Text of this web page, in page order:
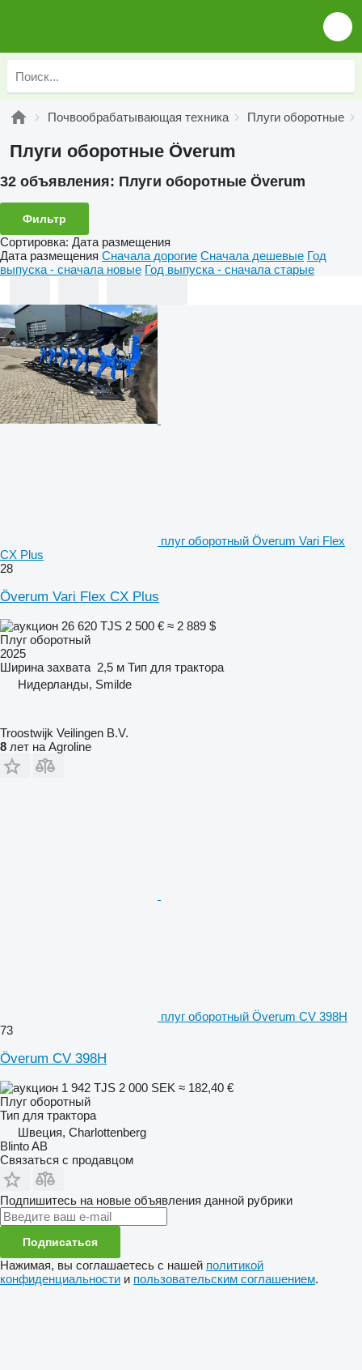
Почвообрабатывающая техника Плуги оборотные
Плуги оборотные Överum
32 объявления: Плуги оборотные Överum
Фильтр
Сортировка: Дата размещения
Дата размещения Сначала дорогие Сначала дешевые Год
выпуска - сначала новые Год выпуска - сначала старые
плуг оборотный Överum Vari Flex
CX Plus
28
Överum Vari Flex CX Plus
26 620 TJS 2 500 € ≈ 2 889 $
Плуг оборотный
2025
Ширина захвата 2,5 м Тип для трактора
Нидерланды, Smilde
Troostwijk Veilingen B.V.
8 лет на Agroline
плуг оборотный Överum CV 398H
73
Överum CV 398H
1 942 TJS 2 000 SEK ≈ 182,40 €
Плуг оборотный
Тип для трактора
Швеция, Charlottenberg
Blinto AB
Связаться с продавцом
Подпишитесь на новые объявления данной рубрики
Подписаться
Нажимая, вы соглашаетесь с нашей политикой
конфиденциальности и пользовательским соглашением.